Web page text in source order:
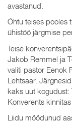
avastanud.
Õhtu teises pooles
ühistöö järgmise
Teise
Jakob Remmel ja
valiti pastor Eenok
Lehtsaar.
kaks uut kogudust:
Konverents
Liidu möödunud